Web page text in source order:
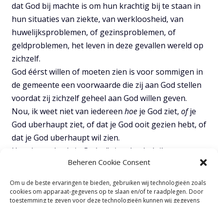
Beheren Cookie Consent
Om u de beste ervaringen te bieden, gebruiken wij technologieën zoals
cookies om apparaat-gegevens op te slaan en/of te raadplegen. Door
toestemming te geven voor deze technologieën kunnen wij gegevens
dat God bij machte is om hun krachtig bij te staan in
hun situaties van ziekte, van werkloosheid, van
huwelijksproblemen, of gezinsproblemen, of
geldproblemen, het leven in deze gevallen wereld op
zichzelf.
God éérst willen of moeten zien is voor sommigen in
de gemeente een voorwaarde die zij aan God stellen
voordat zij zichzelf geheel aan God willen geven.
Nou, ik weet niet van iedereen hoe je God ziet, ofje
God uberhaupt ziet, of dat je God ooit gezien hebt, of
dat je God uberhaupt wil zien.
Hoe dan ook, als je God
wílzien dan heb ik
vanmorgen geweldig nieuws voor jou!
worden. Want Jezus zegt in Mattheüs 5:8 – “Zalig zijn